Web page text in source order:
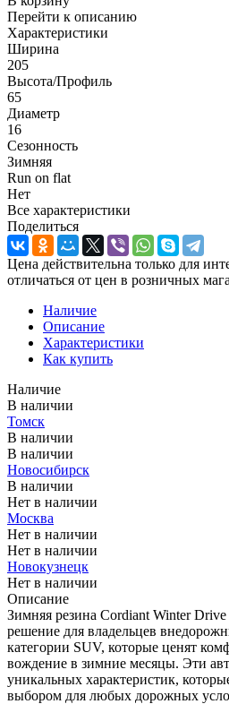
Перейти к описанию
Характеристики
Ширина
205
Высота/Профиль
65
Диаметр
16
Сезонность
Зимняя
Run on flat
Нет
Все характеристики
Поделиться
Цена действительна только для
отличаться от цен в розничных
Наличие
Описание
Характеристики
Как купить
Наличие
В наличии
Томск
В наличии
В наличии
Новосибирск
В наличии
Нет в наличии
Москва
Нет в наличии
Нет в наличии
Новокузнецк
Нет в наличии
Описание
Зимняя резина Cordiant Winter
решение для владельцев
категории SUV, которые ценят
вождение в зимние месяцы. Эти
уникальных характеристик,
выбором для любых дорожных